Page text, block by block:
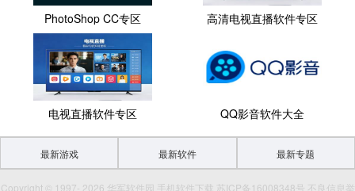
PhotoShop CC专区 高清电视直播软件专区
电视直播软件专区 QQ影音软件大全
最新游戏 最新软件 最新专题
Copyright © 1997- 2026 华军软件园 手机软件下载 苏ICP备16008348号 不良信息举